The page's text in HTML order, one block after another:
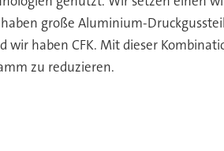
große Aluminium-
haben CFK. Mit dieser
zu reduzieren.